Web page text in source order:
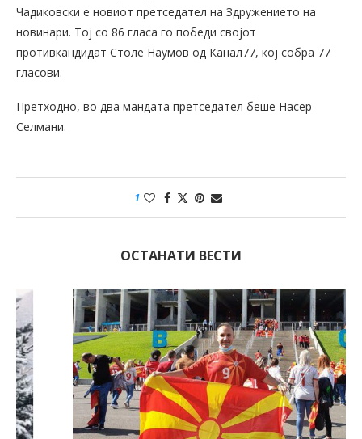
Чадиковски е новиот претседател на Здружението на
новинари. Тој со 86 гласа го победи својот
противкандидат Столе Наумов од Канал77, кој собра 77
гласови.
Претходно, во два мандата претседател беше Насер
Селмани.
1
ОСТАНАТИ ВЕСТИ